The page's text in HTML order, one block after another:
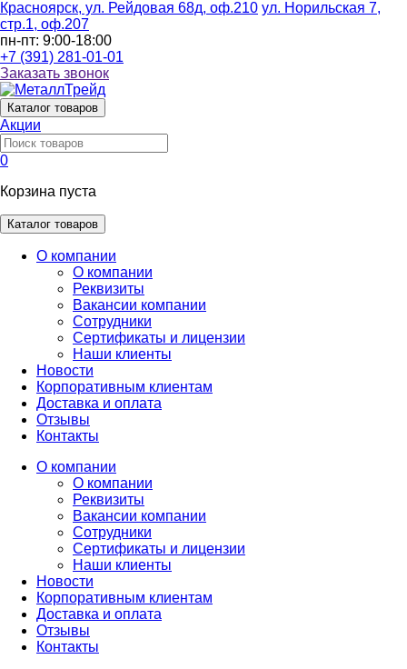
Красноярск, ул. Рейдовая 68д, оф.210 ул. Норильская 7,
стр.1, оф.207
пн-пт: 9:00-18:00
+7 (391) 281-01-01
Заказать звонок
Каталог товаров
Акции
0
Корзина пуста
Каталог товаров
О компании
О компании
Реквизиты
Вакансии компании
Сотрудники
Сертификаты и лицензии
Наши клиенты
Новости
Корпоративным клиентам
Доставка и оплата
Отзывы
Контакты
О компании
О компании
Реквизиты
Вакансии компании
Сотрудники
Сертификаты и лицензии
Наши клиенты
Новости
Корпоративным клиентам
Доставка и оплата
Отзывы
Контакты